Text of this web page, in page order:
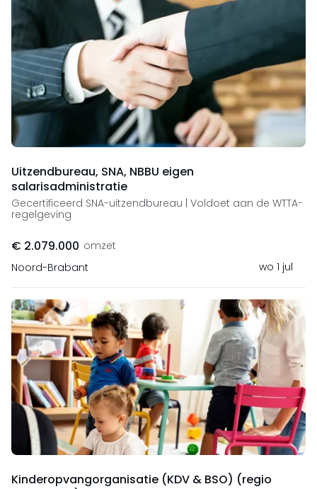
Uitzendbureau, SNA, NBBU eigen
salarisadministratie
Gecertificeerd SNA-uitzendbureau | Voldoet aan de WTTA-
regelgeving
€ 2.079.000 omzet
Noord-Brabant
wo 1 jul
Kinderopvangorganisatie (KDV & BSO) (regio